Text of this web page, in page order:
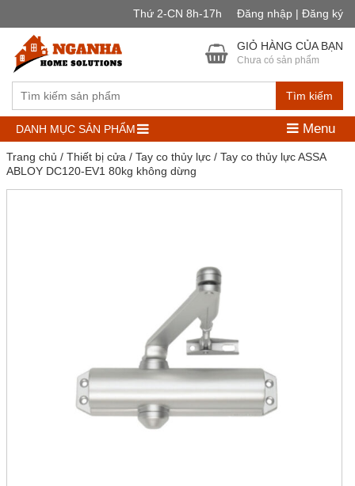
Thứ 2-CN 8h-17h Đăng nhập | Đăng ký
Tìm kiếm
GIỎ HÀNG CỦA BẠN
Chưa có sản phẩm
DANH MỤC SẢN PHẨM Menu
Trang chủ / Thiết bị cửa / Tay co thủy lực/ Tay co thủy lực ASSA
ABLOY DC120-EV1 80kg không dừng